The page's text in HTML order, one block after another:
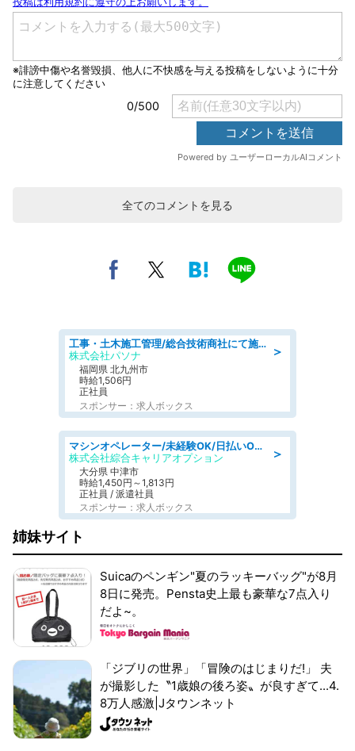
全てのコメントを見る
＞
工事・土木施工管理/総合技術商社にて施工管理のお仕事/即日勤務可/車通勤可/工事・土木施工管理/生産・品質管理
株式会社パソナ
福岡県 北九州市
時給1,506円
正社員
スポンサー：求人ボックス
＞
マシンオペレーター/未経験OK/日払いOK/交替制/20・30・40代活躍中/製造 工場
株式会社綜合キャリアオプション
大分県 中津市
時給1,450円～1,813円
正社員 / 派遣社員
スポンサー：求人ボックス
姉妹サイト
Suicaのペンギン"夏のラッキーバッグ"が8月
8日に発売。Pensta史上最も豪華な7点入り
だよ~。
「ジブリの世界」「冒険のはじまりだ!」 夫
が撮影した〝1歳娘の後ろ姿〟が良すぎて...4.
8万人感激|Jタウンネット